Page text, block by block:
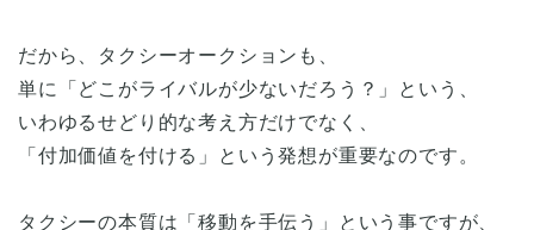
だから、タクシーオークションも、
単に「どこがライバルが少ないだろう？」という、
いわゆるせどり的な考え方だけでなく、
「付加価値を付ける」という発想が重要なのです。
タクシーの本質は「移動を手伝う」という事ですが、